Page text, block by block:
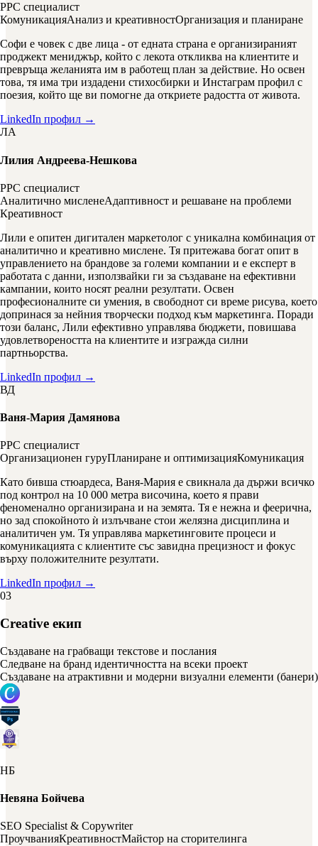
PPC специалист
КомуникацияАнализ и креативностОрганизация и планиране
Софи е човек с две лица - от едната страна е организираният
проджект мениджър, който с лекота откликва на клиентите и
превръща желанията им в работещ план за действие. Но освен
това, тя има три издадени стихосбирки и Инстаграм профил с
поезия, който ще ви помогне да откриете радостта от живота.
LinkedIn профил →
ЛА
Лилия Андреева-Нешкова
PPC специалист
Аналитично мисленеАдаптивност и решаване на проблеми
Креативност
Лили е опитен дигитален маркетолог с уникална комбинация от
аналитично и креативно мислене. Тя притежава богат опит в
управлението на брандове за големи компании и е експерт в
работата с данни, използвайки ги за създаване на ефективни
кампании, които носят реални резултати. Освен
професионалните си умения, в свободнот си време рисува, което
допринася за нейния творчески подход към маркетинга. Поради
този баланс, Лили ефективно управлява бюджети, повишава
удовлетвореността на клиентите и изгражда силни
партньорства.
LinkedIn профил →
ВД
Ваня-Мария Дамянова
PPC специалист
Организационен гуруПланиране и оптимизацияКомуникация
Като бивша стюардеса, Ваня-Мария е свикнала да държи всичко
под контрол на 10 000 метра височина, което я прави
феноменално организирана и на земята. Тя е нежна и феерична,
но зад спокойното ѝ излъчване стои желязна дисциплина и
аналитичен ум. Тя управлява маркетинговите процеси и
комуникацията с клиентите със завидна прецизност и фокус
върху положителните резултати.
LinkedIn профил →
03
Creative екип
Създаване на грабващи текстове и послания
Следване на бранд идентичността на всеки проект
Създаване на атрактивни и модерни визуални елементи (банери)
НБ
Невяна Бойчева
SEO Specialist & Copywriter
ПроучванияКреативностМайстор на сторителинга